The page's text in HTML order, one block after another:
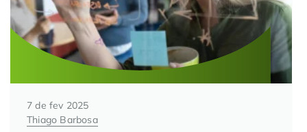
7 de fev 2025
Thiago Barbosa